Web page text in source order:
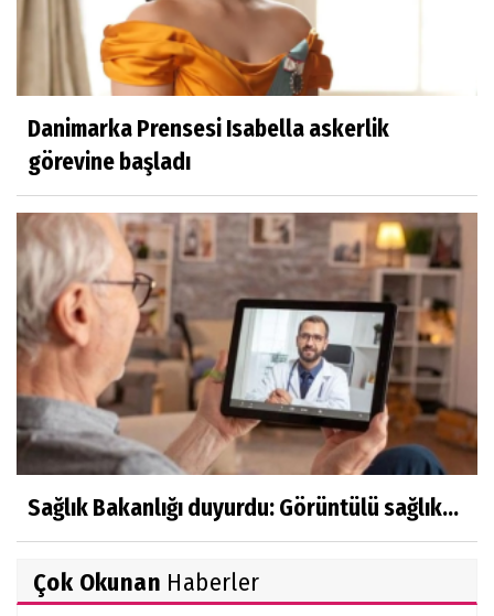
Danimarka Prensesi Isabella askerlik
görevine başladı
Sağlık Bakanlığı duyurdu: Görüntülü sağlık...
Çok Okunan Haberler